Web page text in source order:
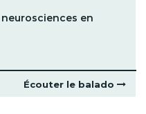
neurosciences en
Écouter le balado